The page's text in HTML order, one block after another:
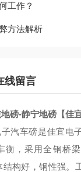
工作？
方法解析
线留言
磅-静宁地磅【佳
汽车磅是佳宜电
衡，采用全钢桥
结构好，钢性强。